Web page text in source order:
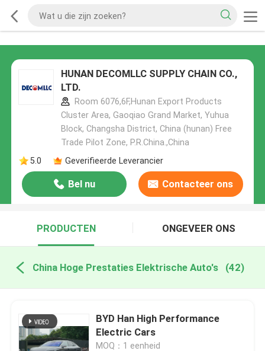
HUNAN DECOMLLC SUPPLY CHAIN CO.,
LTD.
Room 6076,6F,Hunan Export Products
Cluster Area, Gaoqiao Grand Market, Yuhua
Block, Changsha District, China (hunan) Free
Trade Pilot Zone, P.R.China.,China
5.0
Geverifieerde Leverancier
Bel nu Contacteer ons
PRODUCTEN ONGEVEER ONS
China Hoge Prestaties Elektrische Auto's (42)
BYD Han High Performance
Electric Cars
MOQ：1 eenheid